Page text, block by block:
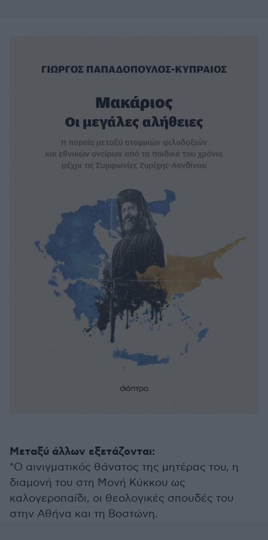
Μεταξύ άλλων εξετάζονται:
*Ο αινιγματικός θάνατος της μητέρας του, η
διαμονή του στη Μονή Κύκκου ως
καλογεροπαίδι, οι θεολογικές σπουδές του
στην Αθήνα και τη Βοστώνη.